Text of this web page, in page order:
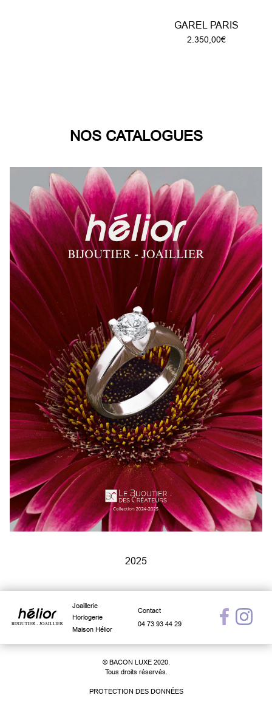
GAREL PARIS
2.350,00€
NOS CATALOGUES
2025
Joaillerie
Horlogerie
Maison Hélior
Contact
04 73 93 44 29
© BACON LUXE 2020.
Tous droits réservés.
PROTECTION DES DONNÉES